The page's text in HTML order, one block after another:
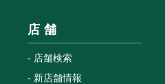
店 舗
店舗検索
新店舗情報